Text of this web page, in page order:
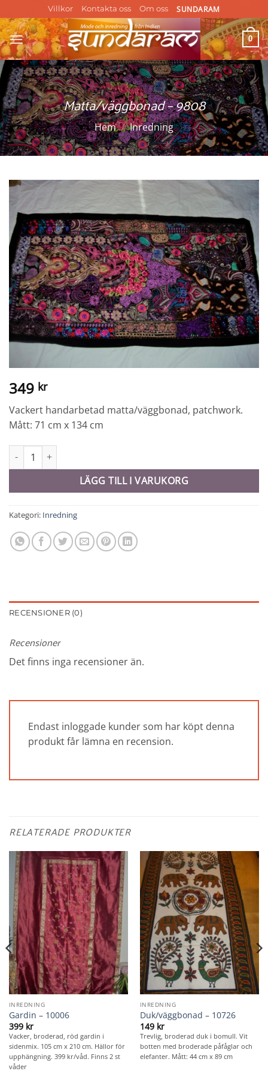
to
content
Villkor Kontakta oss Om oss SUNDARAM
0
Matta/väggbonad – 9808
Hem / Inredning
349 kr
Vackert handarbetad matta/väggbonad, patchwork.
Mått: 71 cm x 134 cm
Matta/väggbonad - 9808 mängd
LÄGG TILL I VARUKORG
Kategori: Inredning
RECENSIONER (0)
Recensioner
Det finns inga recensioner än.
Endast inloggade kunder som har köpt denna
produkt får lämna en recension.
RELATERADE PRODUKTER
INREDNING
Gardin – 10006
399 kr
Vacker, broderad, röd gardin i
sidenmix. 105 cm x 210 cm. Hällor för
upphängning. 399 kr/våd. Finns 2 st
våder
INREDNING
Duk/väggbonad – 10726
149 kr
Trevlig, broderad duk i bomull. Vit
botten med broderade påfåglar och
elefanter. Mått: 44 cm x 89 cm